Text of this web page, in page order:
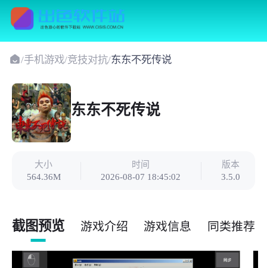
/手机游戏/竞技对抗/东东不死传说
东东不死传说
大小
564.36M
时间
2026-08-07 18:45:02
版本
3.5.0
截图预览 游戏介绍 游戏信息 同类推荐